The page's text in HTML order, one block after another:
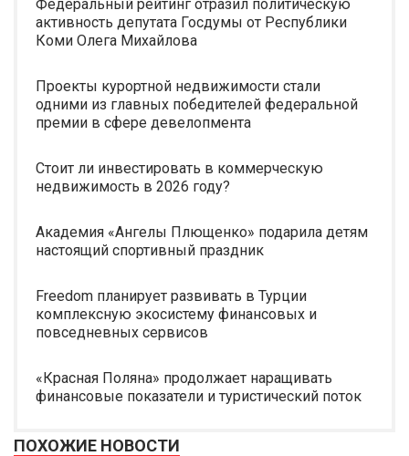
Федеральный рейтинг отразил политическую
активность депутата Госдумы от Республики
Коми Олега Михайлова
Проекты курортной недвижимости стали
одними из главных победителей федеральной
премии в сфере девелопмента
Стоит ли инвестировать в коммерческую
недвижимость в 2026 году?
Академия «Ангелы Плющенко» подарила детям
настоящий спортивный праздник
Freedom планирует развивать в Турции
комплексную экосистему финансовых и
повседневных сервисов
«Красная Поляна» продолжает наращивать
финансовые показатели и туристический поток
ПОХОЖИЕ НОВОСТИ